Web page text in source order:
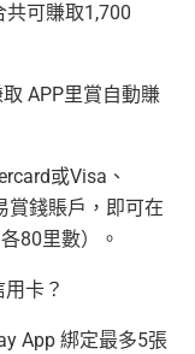
可賺取1,700
APP里賞自動賺
或Visa 、
賞錢賬戶，即可在
80里數）。
卡？
App 綁定最多5張